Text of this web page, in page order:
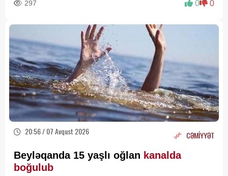
297 0 0
20:56 / 07 Avqust 2026 CƏMİYYƏT
Beyləqanda 15 yaşlı oğlan kanalda
boğulub